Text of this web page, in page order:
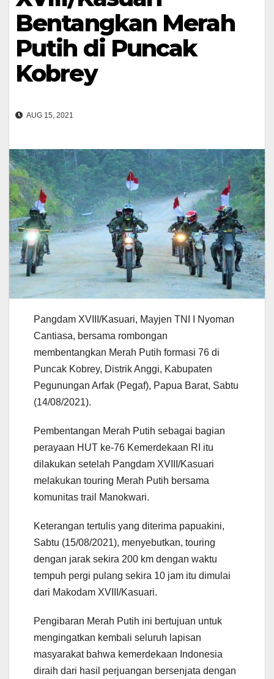
Bentangkan Merah
Putih di Puncak
Kobrey
AUG 15, 2021
Pangdam XVIII/Kasuari, Mayjen TNI I Nyoman
Cantiasa, bersama rombongan
membentangkan Merah Putih formasi 76 di
Puncak Kobrey, Distrik Anggi, Kabupaten
Pegunungan Arfak (Pegaf), Papua Barat, Sabtu
(14/08/2021).
Pembentangan Merah Putih sebagai bagian
perayaan HUT ke-76 Kemerdekaan RI itu
dilakukan setelah Pangdam XVIII/Kasuari
melakukan touring Merah Putih bersama
komunitas trail Manokwari.
Keterangan tertulis yang diterima papuakini,
Sabtu (15/08/2021), menyebutkan, touring
dengan jarak sekira 200 km dengan waktu
tempuh pergi pulang sekira 10 jam itu dimulai
dari Makodam XVIII/Kasuari.
Pengibaran Merah Putih ini bertujuan untuk
mengingatkan kembali seluruh lapisan
masyarakat bahwa kemerdekaan Indonesia
diraih dari hasil perjuangan bersenjata dengan